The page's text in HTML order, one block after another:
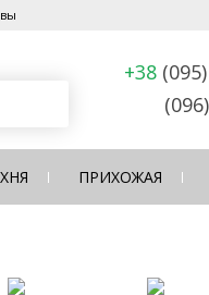
+38 (095)
(096)
ПРИХОЖАЯ